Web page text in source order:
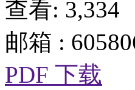
查看: 3,334
邮箱 :
PDF 下载